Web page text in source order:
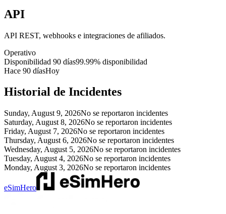
API
API REST, webhooks e integraciones de afiliados.
Operativo
Disponibilidad 90 días99.99% disponibilidad
Hace 90 díasHoy
Historial de Incidentes
Sunday, August 9, 2026No se reportaron incidentes
Saturday, August 8, 2026No se reportaron incidentes
Friday, August 7, 2026No se reportaron incidentes
Thursday, August 6, 2026No se reportaron incidentes
Wednesday, August 5, 2026No se reportaron incidentes
Tuesday, August 4, 2026No se reportaron incidentes
Monday, August 3, 2026No se reportaron incidentes
eSimHero